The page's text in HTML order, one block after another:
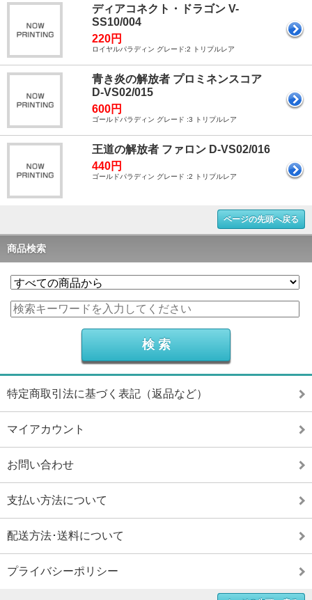
ディアコネクト・ドラゴン V-
SS10/004
220円
ロイヤルパラディン グレード:2 トリプルレア
青き炎の解放者 プロミネンスコア
D-VS02/015
600円
ゴールドパラディン グレード :3 トリプルレア
王道の解放者 ファロン D-VS02/016
440円
ゴールドパラディン グレード :2 トリプルレア
ページの先頭へ戻る
商品検索
特定商取引法に基づく表記（返品など）
マイアカウント
お問い合わせ
支払い方法について
配送方法･送料について
プライバシーポリシー